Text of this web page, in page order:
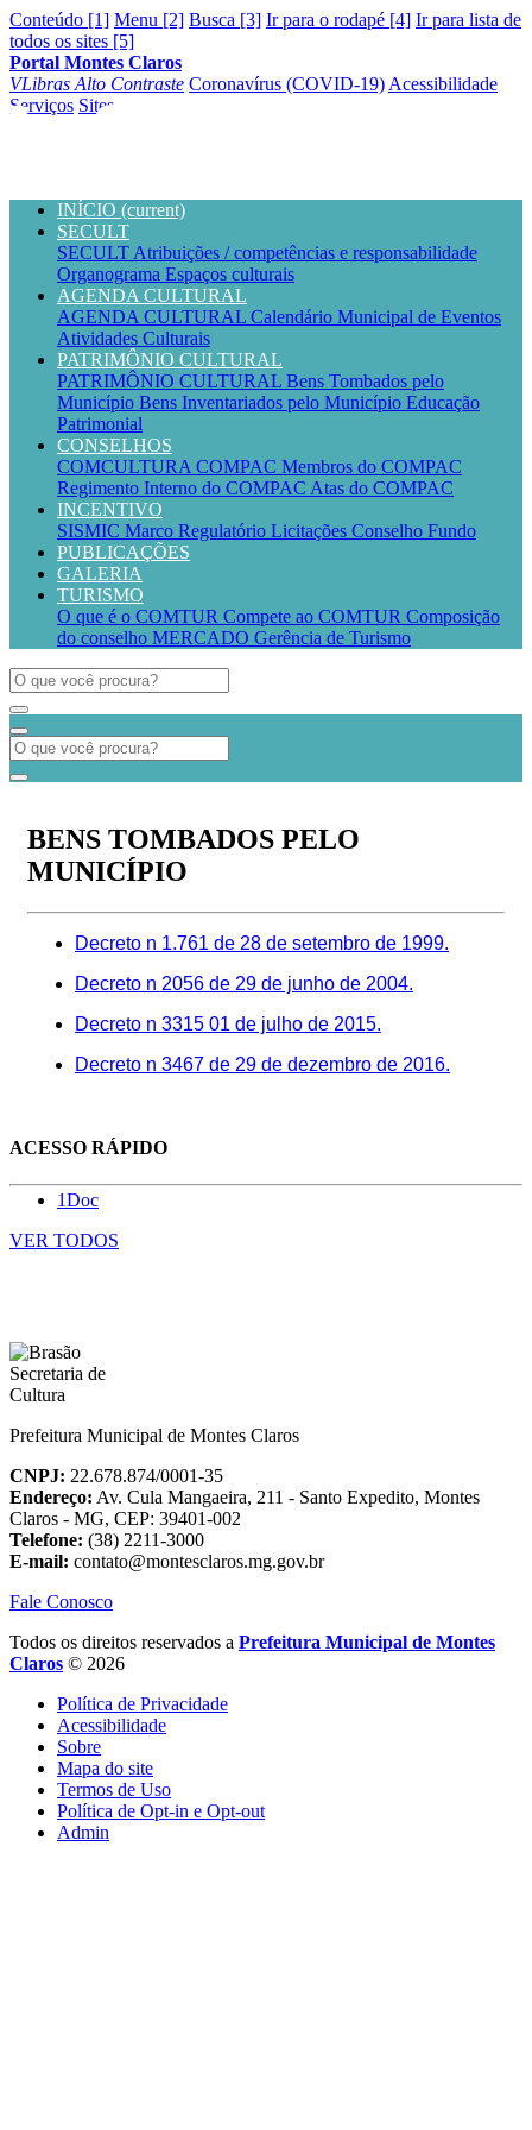
Conteúdo [1] Menu [2] Busca [3] Ir para o rodapé [4] Ir para lista de
todos os sites [5]
Portal Montes Claros
VLibras Alto Contraste Coronavírus (COVID-19) Acessibilidade
Serviços Sites
INÍCIO (current)
SECULT
SECULT Atribuições / competências e responsabilidade
Organograma Espaços culturais
AGENDA CULTURAL
AGENDA CULTURAL Calendário Municipal de Eventos
Atividades Culturais
PATRIMÔNIO CULTURAL
PATRIMÔNIO CULTURAL Bens Tombados pelo
Município Bens Inventariados pelo Município Educação
Patrimonial
CONSELHOS
COMCULTURA COMPAC Membros do COMPAC
Regimento Interno do COMPAC Atas do COMPAC
INCENTIVO
SISMIC Marco Regulatório Licitações Conselho Fundo
PUBLICAÇÕES
GALERIA
TURISMO
O que é o COMTUR Compete ao COMTUR Composição
do conselho MERCADO Gerência de Turismo
BENS TOMBADOS PELO
MUNICÍPIO
Decreto n 1.761 de 28 de setembro de 1999.
Decreto n 2056 de 29 de junho de 2004.
Decreto n 3315 01 de julho de 2015.
Decreto n 3467 de 29 de dezembro de 2016.
ACESSO RÁPIDO
1Doc
VER TODOS
Prefeitura Municipal de Montes Claros
CNPJ: 22.678.874/0001-35
Endereço: Av. Cula Mangaeira, 211 - Santo Expedito, Montes
Claros - MG, CEP: 39401-002
Telefone: (38) 2211-3000
E-mail: contato@montesclaros.mg.gov.br
Fale Conosco
Todos os direitos reservados a Prefeitura Municipal de Montes
Claros © 2026
Política de Privacidade
Acessibilidade
Sobre
Mapa do site
Termos de Uso
Política de Opt-in e Opt-out
Admin